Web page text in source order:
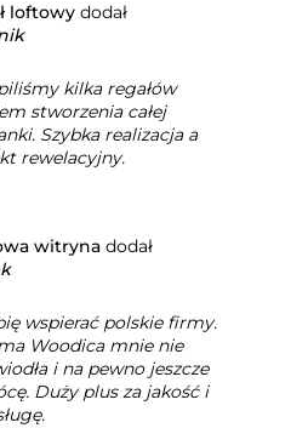
loftowydodał
kilka regałów
stworzenia całej
Szybka realizacja a
rewelacyjny.
witrynadodał
wspierać polskie firmy.
Woodica mnie nie
i na pewno jeszcze
Duży plus za jakość i